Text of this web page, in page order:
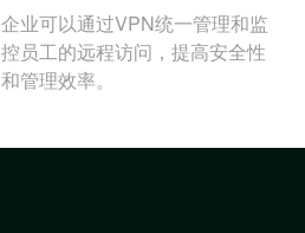
企业可以通过VPN统一管理和监
控员工的远程访问，提高安全性
和管理效率。